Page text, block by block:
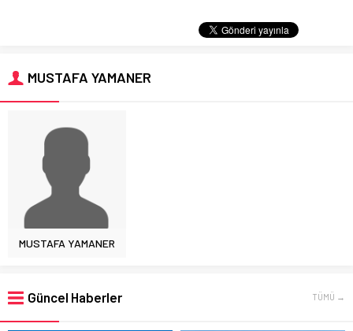
MUSTAFA YAMANER
MUSTAFA YAMANER
Güncel Haberler TÜMÜ →